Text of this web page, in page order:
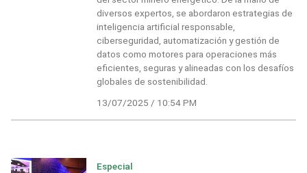
diversos expertos, se abordaron estrategias de
inteligencia artificial responsable,
ciberseguridad, automatización y gestión de
datos como motores para operaciones más
eficientes, seguras y alineadas con los desafíos
globales de sostenibilidad.
13/07/2025 / 10:54 PM
Especial